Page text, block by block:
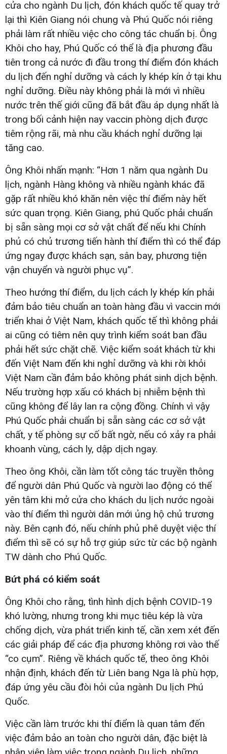
cửa cho ngành Du lịch, đón khách quốc tế quay trở
lại thì Kiên Giang nói chung và Phú Quốc nói riêng
phải làm rất nhiều việc cho công tác chuẩn bị. Ông
Khôi cho hay, Phú Quốc có thể là địa phương đầu
tiên trong cả nước đi đầu trong thí điểm đón khách
du lịch đến nghỉ dưỡng và cách ly khép kín ở tại khu
nghỉ dưỡng. Điều này không phải là mới vì nhiều
nước trên thế giới cũng đã bắt đầu áp dụng nhất là
trong bối cảnh hiện nay vaccin phòng dịch được
tiêm rộng rãi, mà nhu cầu khách nghỉ dưỡng lại
tăng cao.
Ông Khôi nhấn mạnh: “Hơn 1 năm qua ngành Du
lịch, ngành Hàng không và nhiều ngành khác đã
gặp rất nhiều khó khăn nên việc thí điểm này hết
sức quan trọng. Kiên Giang, phú Quốc phải chuẩn
bị sẵn sàng mọi cơ sở vật chất để nếu khi Chính
phủ có chủ trương tiến hành thí điểm thì có thể đáp
ứng ngay được khách sạn, sân bay, phương tiện
vận chuyển và người phục vụ”.
Theo hướng thí điểm, du lịch cách ly khép kín phải
đảm bảo tiêu chuẩn an toàn hàng đầu vì vaccin mới
triển khai ở Việt Nam, khách quốc tế thì không phải
ai cũng có tiêm nên quy trình kiểm soát ban đầu
phải hết sức chặt chẽ. Việc kiểm soát khách từ khi
đến Việt Nam đến khi nghỉ dưỡng và khi rời khỏi
Việt Nam cần đảm bảo không phát sinh dịch bệnh.
Nếu trường hợp xấu có khách bị nhiễm bệnh thì
cũng không để lây lan ra cộng đồng. Chính vì vậy
Phú Quốc phải chuẩn bị sẵn sàng các cơ sở vật
chất, y tế phòng sự cố bất ngờ, nếu có xảy ra phải
khoanh vùng, cách ly, dập dịch ngay.
Theo ông Khôi, cần làm tốt công tác truyền thông
để người dân Phú Quốc và người lao động có thể
yên tâm khi mở cửa cho khách du lịch nước ngoài
vào thí điểm thì người dân mới ủng hộ chủ trương
này. Bên cạnh đó, nếu chính phủ phê duyệt việc thí
điểm thì sẽ có sự hỗ trợ giúp sức từ các bộ ngành
TW dành cho Phú Quốc.
Bứt phá có kiểm soát
Ông Khôi cho rằng, tình hình dịch bệnh COVID-19
khó lường, nhưng trong khi mục tiêu kép là vừa
chống dịch, vừa phát triển kinh tế, cần xem xét đến
các giải pháp để các địa phương không rơi vào thế
“co cụm”. Riêng về khách quốc tế, theo ông Khôi
nhận định, khách đến từ Liên bang Nga là phù hợp,
đáp ứng yêu cầu đòi hỏi của ngành Du lịch Phú
Quốc.
Việc cần làm trước khi thí điểm là quan tâm đến
việc đảm bảo an toàn cho người dân, đặc biệt là